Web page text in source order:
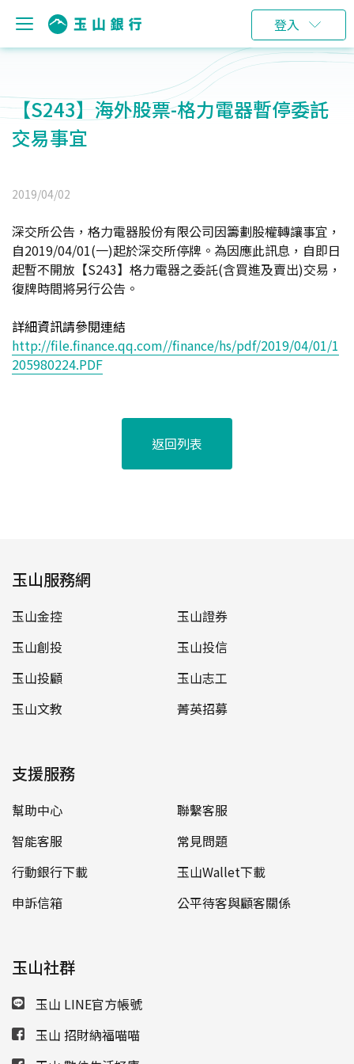
登入
【S243】海外股票-格力電器暫停委託
交易事宜
2019/04/02
深交所公告，格力電器股份有限公司因籌劃股權轉讓事宜，
自2019/04/01(一)起於深交所停牌。為因應此訊息，自即日
起暫不開放【S243】格力電器之委託(含買進及賣出)交易，
復牌時間將另行公告。
詳細資訊請參閱連結
http://file.finance.qq.com//finance/hs/pdf/2019/04/01/1
205980224.PDF
返回列表
玉山服務網
玉山金控
玉山證券
玉山創投
玉山投信
玉山投顧
玉山志工
玉山文教
菁英招募
支援服務
幫助中心
聯繫客服
智能客服
常見問題
行動銀行下載
玉山Wallet下載
申訴信箱
公平待客與顧客關係
玉山社群
玉山 LINE官方帳號
玉山 招財納福喵喵